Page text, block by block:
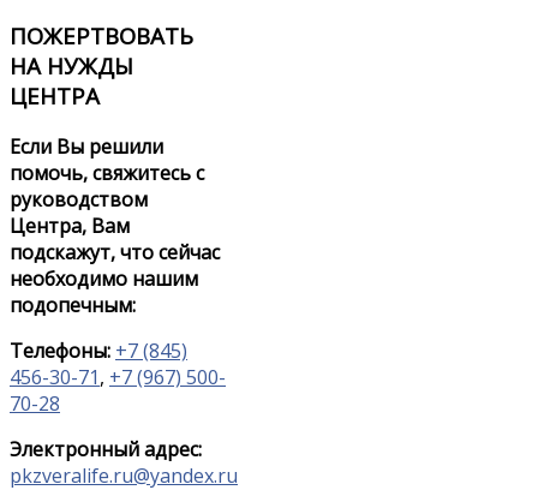
ПОЖЕРТВОВАТЬ
НА НУЖДЫ
ЦЕНТРА
Если Вы решили
помочь, свяжитесь с
руководством
Центра, Вам
подскажут, что сейчас
необходимо нашим
подопечным:
Телефоны: +7 (845)
456-30-71, +7 (967) 500-
70-28
Электронный адрес:
pkzveralife.ru@yandex.ru